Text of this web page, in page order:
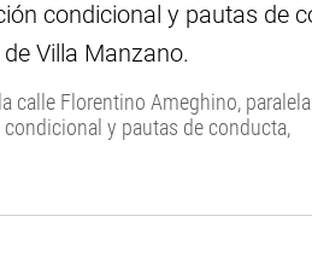
calle Florentino Ameghino, paralela
y pautas de conducta,